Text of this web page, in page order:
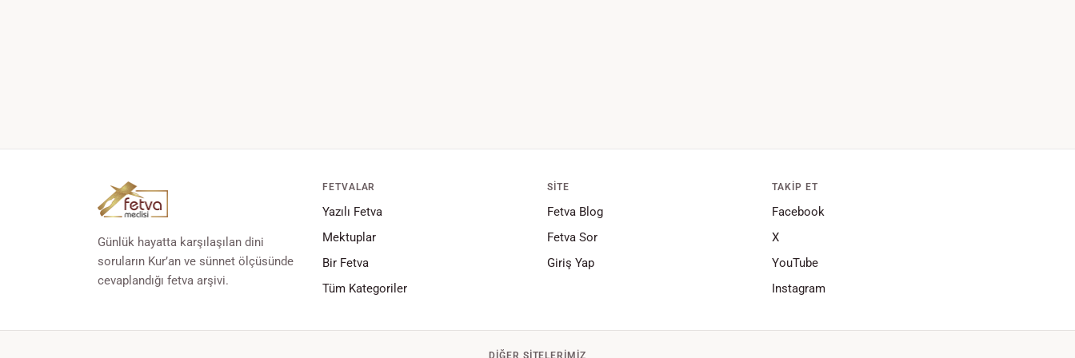
Günlük hayatta karşılaşılan dini
soruların Kur’an ve sünnet ölçüsünde
cevaplandığı fetva arşivi.
FETVALAR
Yazılı Fetva
Mektuplar
Bir Fetva
Tüm Kategoriler
SITE
Fetva Blog
Fetva Sor
Giriş Yap
TAKIP ET
Facebook
X
YouTube
Instagram
DIĞER SITELERIMIZ